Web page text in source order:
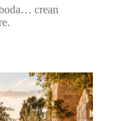
crean